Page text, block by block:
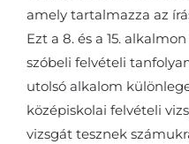
amely tartalmazza az
Ezt a 8. és a 15.
szóbeli felvételi
utolsó alkalom
középiskolai felvételi
vizsgát tesznek